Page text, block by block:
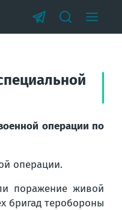
операции по
операции.
поражение живой
бригад теробороны